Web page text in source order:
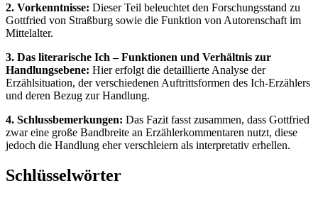
2. Vorkenntnisse: Dieser Teil beleuchtet den Forschungsstand zu
Gottfried von Straßburg sowie die Funktion von Autorenschaft im
Mittelalter.
3. Das literarische Ich – Funktionen und Verhältnis zur
Handlungsebene: Hier erfolgt die detaillierte Analyse der
Erzählsituation, der verschiedenen Auftrittsformen des Ich-Erzählers
und deren Bezug zur Handlung.
4. Schlussbemerkungen: Das Fazit fasst zusammen, dass Gottfried
zwar eine große Bandbreite an Erzählerkommentaren nutzt, diese
jedoch die Handlung eher verschleiern als interpretativ erhellen.
Schlüsselwörter